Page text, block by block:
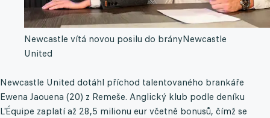
Newcastle vítá novou posilu do brányNewcastle
United
Newcastle United dotáhl příchod talentovaného brankáře
Ewena Jaouena (20) z Remeše. Anglický klub podle deníku
L'Équipe zaplatí až 28,5 milionu eur včetně bonusů, čímž se